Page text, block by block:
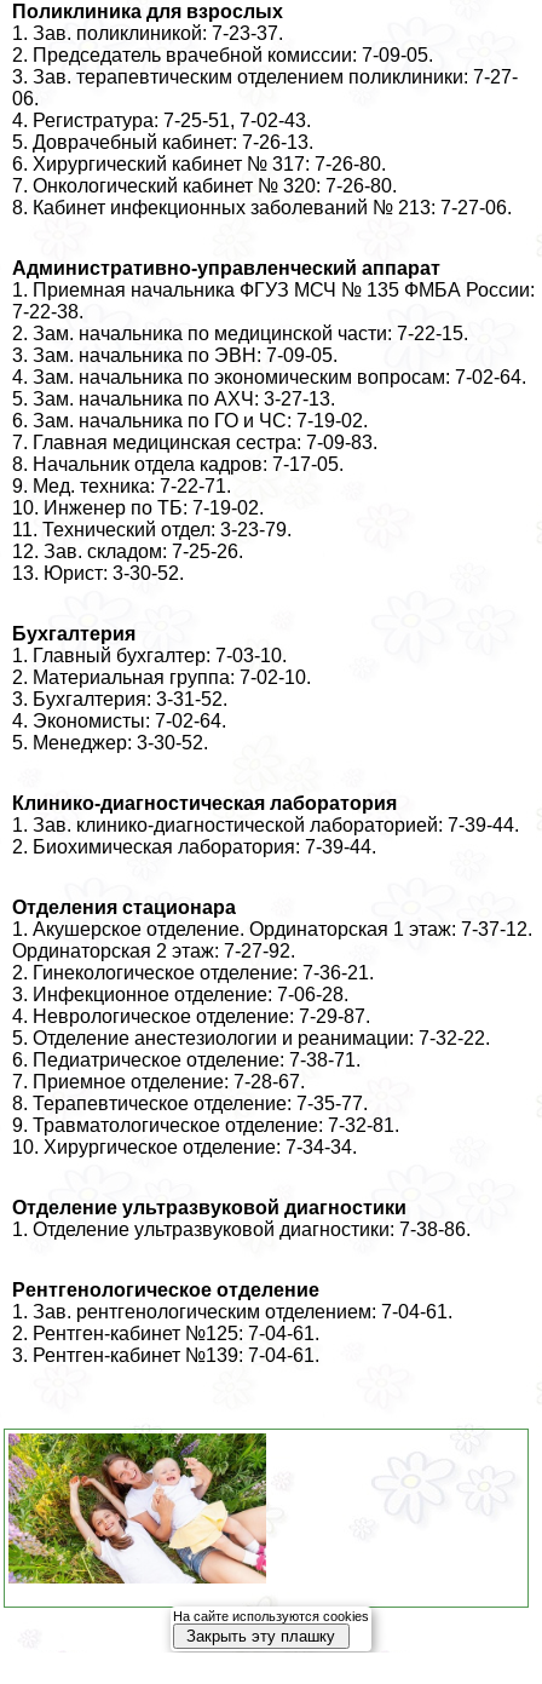
Поликлиника для взрослых
1. Зав. поликлиникой: 7-23-37.
2. Председатель врачебной комиссии: 7-09-05.
3. Зав. терапевтическим отделением поликлиники: 7-27-
06.
4. Регистратура: 7-25-51, 7-02-43.
5. Доврачебный кабинет: 7-26-13.
6. Хирургический кабинет № 317: 7-26-80.
7. Онкологический кабинет № 320: 7-26-80.
8. Кабинет инфекционных заболеваний № 213: 7-27-06.
Административно-управленческий аппарат
1. Приемная начальника ФГУЗ МСЧ № 135 ФМБА России:
7-22-38.
2. Зам. начальника по медицинской части: 7-22-15.
3. Зам. начальника по ЭВН: 7-09-05.
4. Зам. начальника по экономическим вопросам: 7-02-64.
5. Зам. начальника по АХЧ: 3-27-13.
6. Зам. начальника по ГО и ЧС: 7-19-02.
7. Главная медицинская сестра: 7-09-83.
8. Начальник отдела кадров: 7-17-05.
9. Мед. техника: 7-22-71.
10. Инженер по ТБ: 7-19-02.
11. Технический отдел: 3-23-79.
12. Зав. складом: 7-25-26.
13. Юрист: 3-30-52.
Бухгалтерия
1. Главный бухгалтер: 7-03-10.
2. Материальная группа: 7-02-10.
3. Бухгалтерия: 3-31-52.
4. Экономисты: 7-02-64.
5. Менеджер: 3-30-52.
Клинико-диагностическая лаборатория
1. Зав. клинико-диагностической лабораторией: 7-39-44.
2. Биохимическая лаборатория: 7-39-44.
Отделения стационара
1. Акушерское отделение. Ординаторская 1 этаж: 7-37-12.
Ординаторская 2 этаж: 7-27-92.
2. Гинекологическое отделение: 7-36-21.
3. Инфекционное отделение: 7-06-28.
4. Неврологическое отделение: 7-29-87.
5. Отделение анестезиологии и реанимации: 7-32-22.
6. Педиатрическое отделение: 7-38-71.
7. Приемное отделение: 7-28-67.
8. Терапевтическое отделение: 7-35-77.
9. Травматологическое отделение: 7-32-81.
10. Хирургическое отделение: 7-34-34.
Отделение ультразвуковой диагностики
1. Отделение ультразвуковой диагностики: 7-38-86.
Рентгенологическое отделение
1. Зав. рентгенологическим отделением: 7-04-61.
2. Рентген-кабинет №125: 7-04-61.
3. Рентген-кабинет №139: 7-04-61.
На сайте используются cookies
Закрыть эту плашку